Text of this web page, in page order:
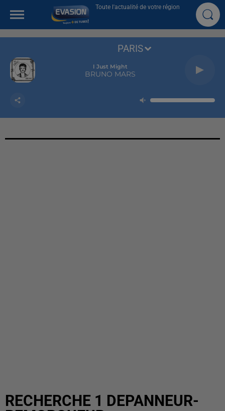
Toute l'actualité de votre région
I Just Might
BRUNO MARS
PARIS
RECHERCHE 1 DEPANNEUR-